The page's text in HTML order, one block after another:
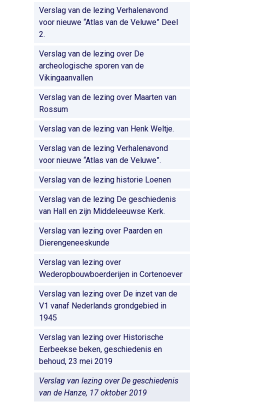
Verslag van de lezing Verhalenavond
voor nieuwe “Atlas van de Veluwe” Deel
2.
Verslag van de lezing over De
archeologische sporen van de
Vikingaanvallen
Verslag van de lezing over Maarten van
Rossum
Verslag van de lezing van Henk Weltje.
Verslag van de lezing Verhalenavond
voor nieuwe “Atlas van de Veluwe”.
Verslag van de lezing historie Loenen
Verslag van de lezing De geschiedenis
van Hall en zijn Middeleeuwse Kerk.
Verslag van lezing over Paarden en
Dierengeneeskunde
Verslag van lezing over
Wederopbouwboerderijen in Cortenoever
Verslag van lezing over De inzet van de
V1 vanaf Nederlands grondgebied in
1945
Verslag van lezing over Historische
Eerbeekse beken, geschiedenis en
behoud, 23 mei 2019
Verslag van lezing over De geschiedenis
van de Hanze, 17 oktober 2019